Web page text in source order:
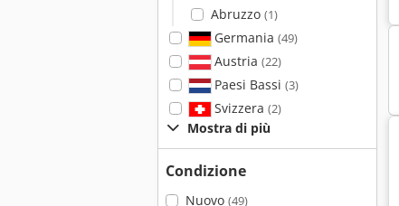
Abruzzo (1)
Germania (49)
Austria (22)
Paesi Bassi (3)
Svizzera (2)
Mostra di più
Condizione
Nuovo (49)
Axa